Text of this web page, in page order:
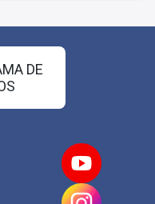
DE